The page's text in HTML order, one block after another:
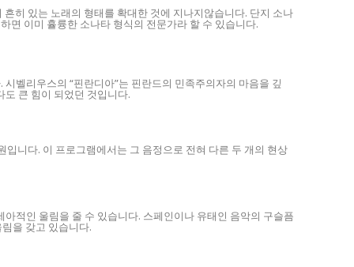
히 있는 노래의 형태를 확대한 것에 지나지않습니다. 단지 소나
면 이미 휼륭한 소나타 형식의 전문가라 할 수 있습니다.
벨리우스의 “핀란디아”는 핀란드의 민족주의자의 마음을 깊
큰 힘이 되었던 것입니다.
니다. 이 프로그램에서는 그 음정으로 전혀 다른 두 개의 현상
적인 울림을 줄 수 있습니다. 스페인이나 유태인 음악의 구슬픔
을 갖고 있습니다.